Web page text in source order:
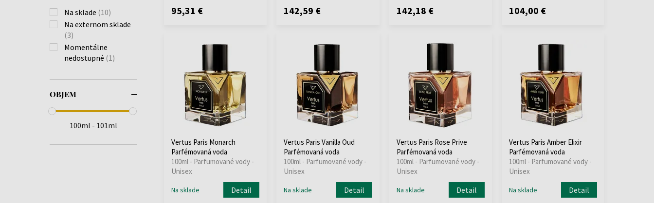
Na sklade (10)
Na externom sklade
(3)
Momentálne
nedostupné (1)
OBJEM
100ml - 101ml
95,31 € 142,59 € 142,18 € 104,00 €
Vertus Paris Monarch
Parfémovaná voda
100ml - Parfumované vody -
Unisex
Na sklade Detail
Vertus Paris Vanilla Oud
Parfémovaná voda
100ml - Parfumované vody -
Unisex
Na sklade Detail
Vertus Paris Rose Prive
Parfémovaná voda
100ml - Parfumované vody -
Unisex
Na sklade Detail
Vertus Paris Amber Elixir
Parfémovaná voda
100ml - Parfumované vody -
Unisex
Na sklade Detail